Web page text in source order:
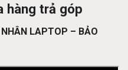
hàng trả góp
LAPTOP – BẢO